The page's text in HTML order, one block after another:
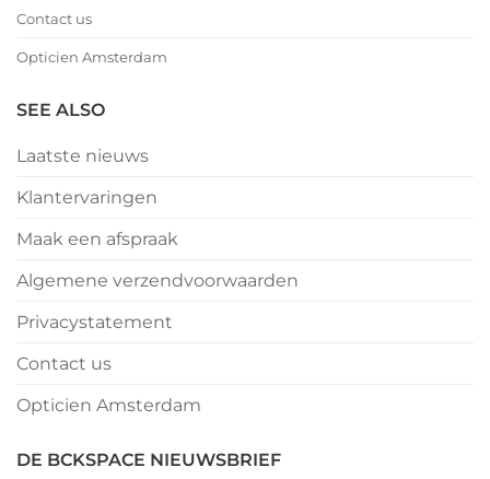
Contact us
Opticien Amsterdam
SEE ALSO
Laatste nieuws
Klantervaringen
Maak een afspraak
Algemene verzendvoorwaarden
Privacystatement
Contact us
Opticien Amsterdam
DE BCKSPACE NIEUWSBRIEF